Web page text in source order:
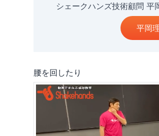
シェークハンズ技術顧問 平
平岡
腰を回したり